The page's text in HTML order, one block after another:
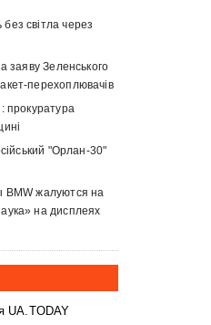
світла через
заяву Зеленського
перехоплювачів
прокуратура
"Орлан-30"
BMW жалуются на
на дисплеях
UA.TODAY